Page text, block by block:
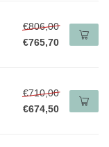
€806,00
€765,70
€710,00
€674,50